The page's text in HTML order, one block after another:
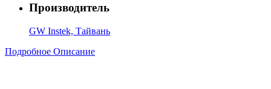
Производитель
GW Instek, Тайвань
Подробное Описание